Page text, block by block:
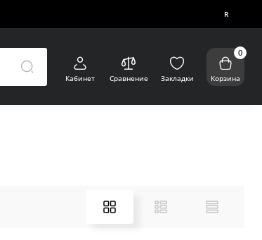
R
Кабинет Сравнение Закладки
0
Корзина